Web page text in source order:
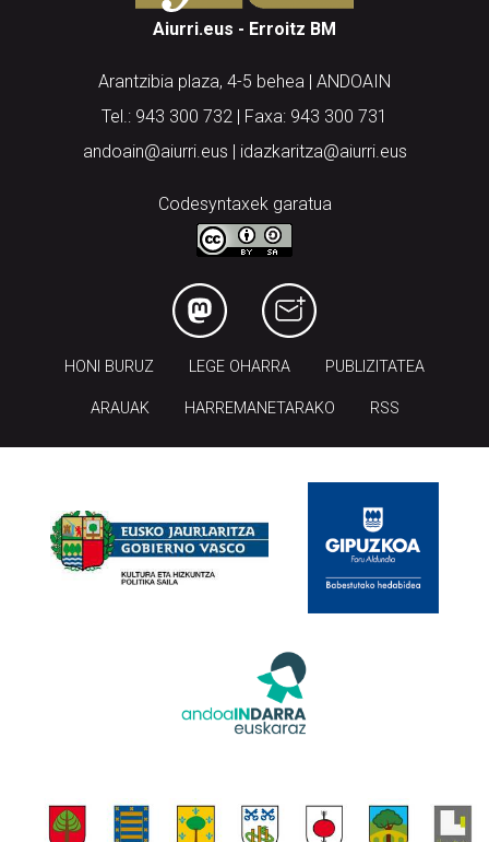
Aiurri.eus - Erroitz BM
Arantzibia plaza, 4-5 behea | ANDOAIN
Tel.: 943 300 732 | Faxa: 943 300 731
andoain@aiurri.eus | idazkaritza@aiurri.eus
Codesyntaxek garatua
HONI BURUZ LEGE OHARRA PUBLIZITATEA
ARAUAK HARREMANETARAKO RSS